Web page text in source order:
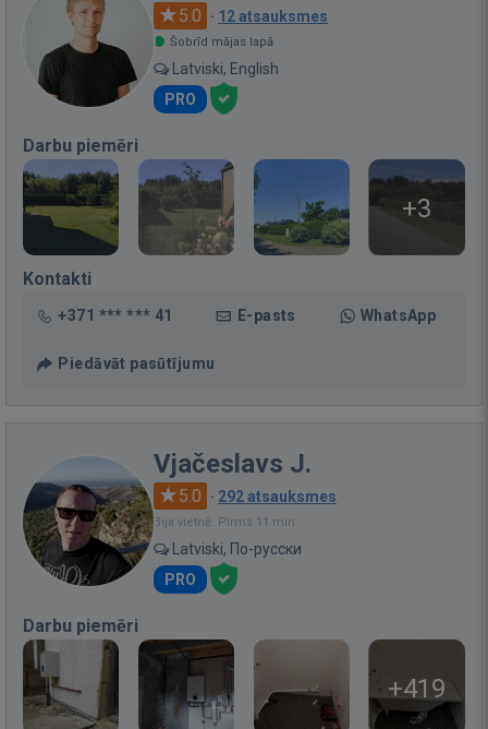
5.0 · 12 atsauksmes
Šobrīd mājas lapā
Latviski, English
PRO
Darbu piemēri
+3
Kontakti
+371 *** *** 41 E-pasts WhatsApp
Piedāvāt pasūtījumu
Vjačeslavs J.
5.0 · 292 atsauksmes
Bija vietnē: Pirms 11 min.
Latviski, По-русски
PRO
Darbu piemēri
+419